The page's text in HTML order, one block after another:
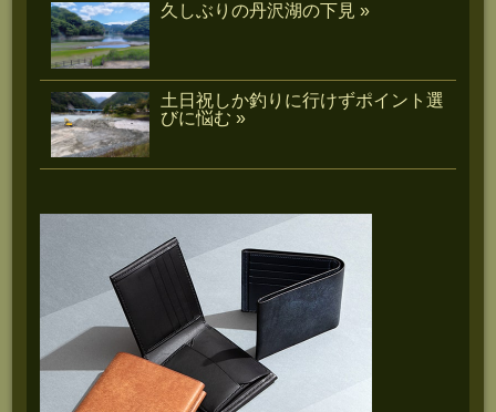
久しぶりの丹沢湖の下見 »
土日祝しか釣りに行けずポイント選
びに悩む »